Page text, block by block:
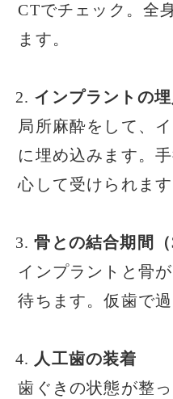
CTでチェック。全
ます。
インプラントの
局所麻酔をして、
に埋め込みます。
心して受けられます
骨との結合期間（
インプラントと骨
待ちます。仮歯で
人工歯の装着
歯ぐきの状態が整